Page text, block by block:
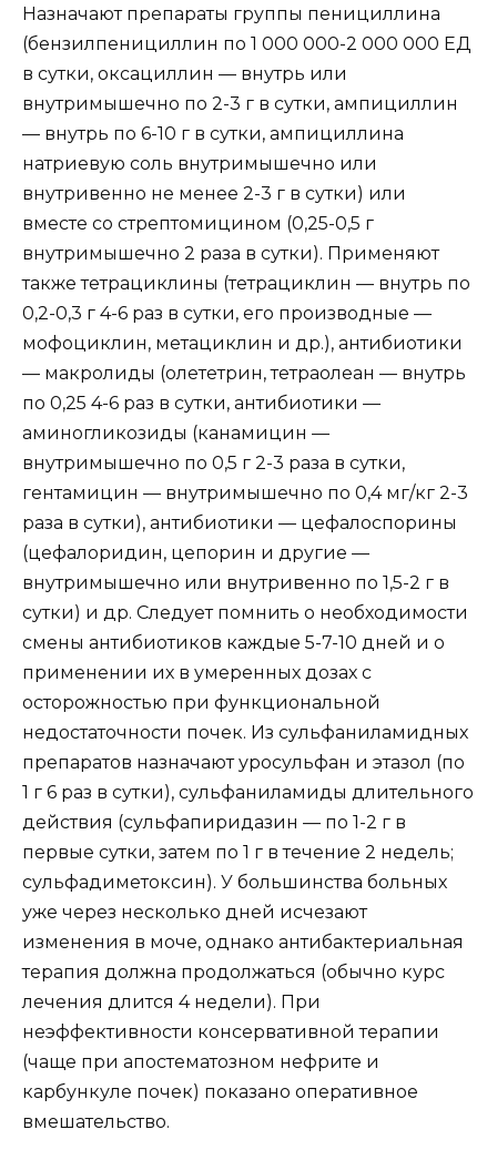
Назначают препараты группы пенициллина
(бензилпенициллин по 1 000 000-2 000 000 ЕД
в сутки, оксациллин — внутрь или
внутримышечно по 2-3 г в сутки, ампициллин
— внутрь по 6-10 г в сутки, ампициллина
натриевую соль внутримышечно или
внутривенно не менее 2-3 г в сутки) или
вместе со стрептомицином (0,25-0,5 г
внутримышечно 2 раза в сутки). Применяют
также тетрациклины (тетрациклин — внутрь по
0,2-0,3 г 4-6 раз в сутки, его производные —
мофоциклин, метациклин и др.), антибиотики
— макролиды (олететрин, тетраолеан — внутрь
по 0,25 4-6 раз в сутки, антибиотики —
аминогликозиды (канамицин —
внутримышечно по 0,5 г 2-3 раза в сутки,
гентамицин — внутримышечно по 0,4 мг/кг 2-3
раза в сутки), антибиотики — цефалоспорины
(цефалоридин, цепорин и другие —
внутримышечно или внутривенно по 1,5-2 г в
сутки) и др. Следует помнить о необходимости
смены антибиотиков каждые 5-7-10 дней и о
применении их в умеренных дозах с
осторожностью при функциональной
недостаточности почек. Из сульфаниламидных
препаратов назначают уросульфан и этазол (по
1 г 6 раз в сутки), сульфаниламиды длительного
действия (сульфапиридазин — по 1-2 г в
первые сутки, затем по 1 г в течение 2 недель;
сульфадиметоксин). У большинства больных
уже через несколько дней исчезают
изменения в моче, однако антибактериальная
терапия должна продолжаться (обычно курс
лечения длится 4 недели). При
неэффективности консервативной терапии
(чаще при апостематозном нефрите и
карбункуле почек) показано оперативное
вмешательство.